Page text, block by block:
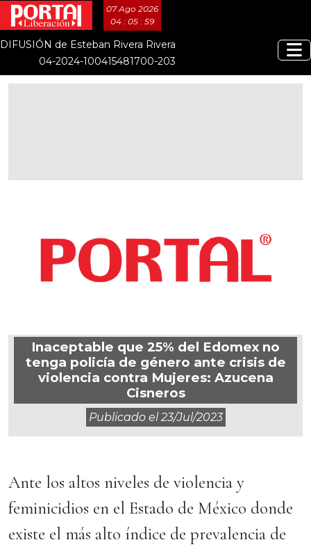
07 Ago 2026
04 : 06 : 00
DIFUSIÓN de Esteban Rivera Rivera
04-2024-100415481700-203
Inaceptable que 25% del Edomex no
tenga policía de género ante crisis de
violencia contra Mujeres: Azucena
Cisneros
Publicado el23/jul/2023
Ante los altos niveles de violencia y
feminicidios en el Estado de México donde
existe el más alto índice de prevalencia de